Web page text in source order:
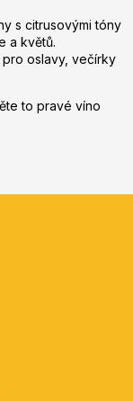
s citrusovými tóny
a květů.
oslavy, večírky
to pravé víno